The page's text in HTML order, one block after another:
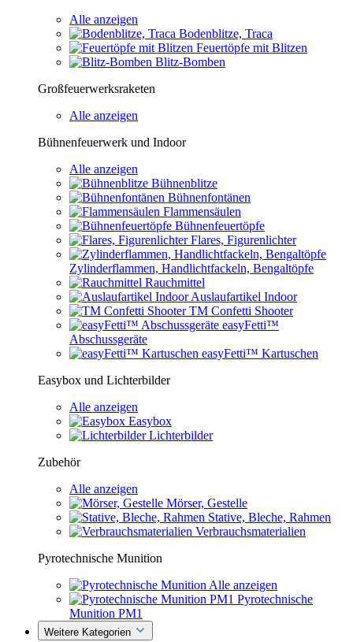
Alle anzeigen
Bodenblitze, Traca
Feuertöpfe mit Blitzen
Blitz-Bomben
Großfeuerwerksraketen
Alle anzeigen
Bühnenfeuerwerk und Indoor
Alle anzeigen
Bühnenblitze
Bühnenfontänen
Flammensäulen
Bühnenfeuertöpfe
Flares, Figurenlichter
Zylinderflammen, Handlichtfackeln, Bengaltöpfe
Rauchmittel
Auslaufartikel Indoor
TM Confetti Shooter
easyFetti™
Abschussgeräte
easyFetti™ Kartuschen
Easybox und Lichterbilder
Alle anzeigen
Easybox
Lichterbilder
Zubehör
Alle anzeigen
Mörser, Gestelle
Stative, Bleche, Rahmen
Verbrauchsmaterialien
Pyrotechnische Munition
Alle anzeigen
Pyrotechnische
Munition PM1
Weitere Kategorien